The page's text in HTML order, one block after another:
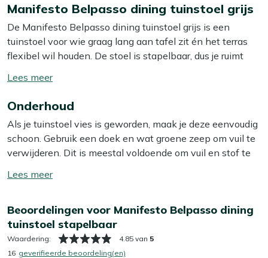
Manifesto Belpasso dining tuinstoel grijs
De Manifesto Belpasso dining tuinstoel grijs is een
tuinstoel voor wie graag lang aan tafel zit én het terras
flexibel wil houden. De stoel is stapelbaar, dus je ruimt
met eten of visite hebt gehad. Het aluminium frame is
bij of schuift ‘m snel aan een andere tafel. De zitting van
rope geeft je een stevige zit die licht meeveert, prettig als
je wat langer blijft natafelen.
Eigenschappen
elkaar en bespaart ruimte
Aluminium frame:licht om te tillen en het kan niet
doorroesten
Rope zitting: vormt licht met je mee en droogt snel
Toon/verberg
meer
Onderhoud
Als je tuinstoel vies is geworden, maak je deze eenvoudig
schoon. Gebruik een doek en wat groene zeep om vuil te
verwijderen. Dit is meestal voldoende om vuil en stof te
keer per jaar grondig schoon te maken met een speciale
Smit Multi-surface reiniger. Let op: gebruik géén
hogedrukreiniger. Dit lijkt handig, maar kan het materiaal
beschadigen.
Toon/verberg
Beoordelingen voor Manifesto Belpasso dining
tuinstoel stapelbaar
Waardering: 4.85 van 5
16 geverifieerde beoordeling(en)